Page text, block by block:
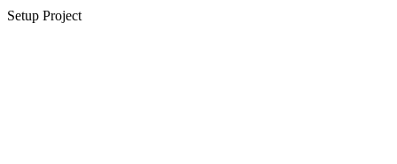
Setup Project